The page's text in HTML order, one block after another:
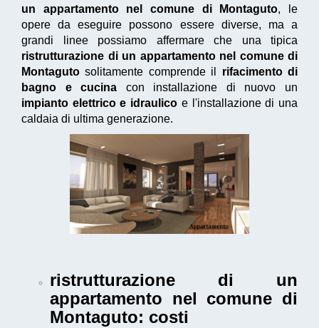
un appartamento nel comune di Montaguto, le
opere da eseguire possono essere diverse, ma a
grandi linee possiamo affermare che una tipica
ristrutturazione di un appartamento nel comune di
Montaguto solitamente comprende il rifacimento di
bagno e cucina con installazione di nuovo un
impianto elettrico e idraulico e l'installazione di una
caldaia di ultima generazione.
ristrutturazione di un
appartamento nel comune di
Montaguto: costi